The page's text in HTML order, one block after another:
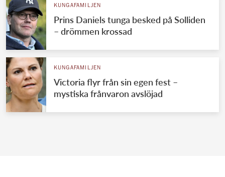
KUNGAFAMILJEN
Prins Daniels tunga besked på Solliden
– drömmen krossad
KUNGAFAMILJEN
Victoria flyr från sin egen fest –
mystiska frånvaron avslöjad